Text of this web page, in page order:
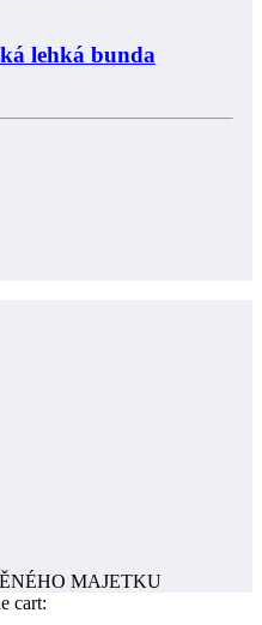
lehká bunda
MAJETKU
cart: